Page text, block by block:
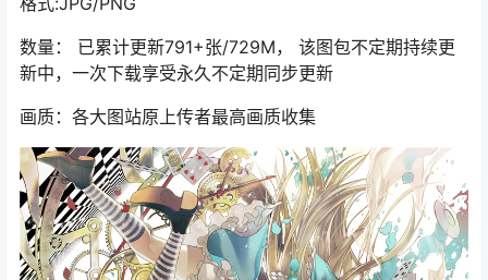
数量： 已累计更新791+张/729M， 该图包不定期持续更
新中，一次下载享受永久不定期同步更新
画质：各大图站原上传者最高画质收集